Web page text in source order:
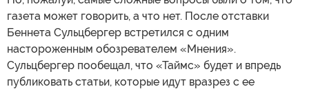
газета может говорить, а что нет. После отставки
Беннета Сульцбергер встретился с одним
настороженным обозревателем «Мнения».
Сульцбергер пообещал, что «Таймс» будет и впредь
публиковать статьи, которые идут вразрез с ее